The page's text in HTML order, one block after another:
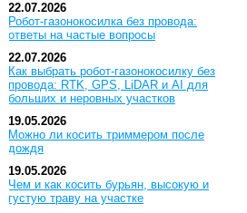
22.07.2026
Робот-газонокосилка без провода:
ответы на частые вопросы
22.07.2026
Как выбрать робот-газонокосилку без
провода: RTK, GPS, LiDAR и AI для
больших и неровных участков
19.05.2026
Можно ли косить триммером после
дождя
19.05.2026
Чем и как косить бурьян, высокую и
густую траву на участке